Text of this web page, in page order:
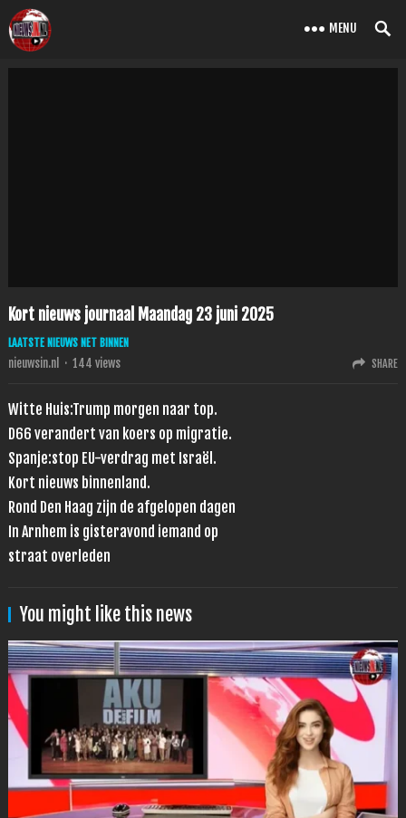
MENU
Kort nieuws journaal Maandag 23 juni 2025
LAATSTE NIEUWS NET BINNEN
nieuwsin.nl · 144 views SHARE
Witte Huis:Trump morgen naar top.
D66 verandert van koers op migratie.
Spanje:stop EU-verdrag met Israël.
Kort nieuws binnenland.
Rond Den Haag zijn de afgelopen dagen
In Arnhem is gisteravond iemand op
straat overleden
You might like this news